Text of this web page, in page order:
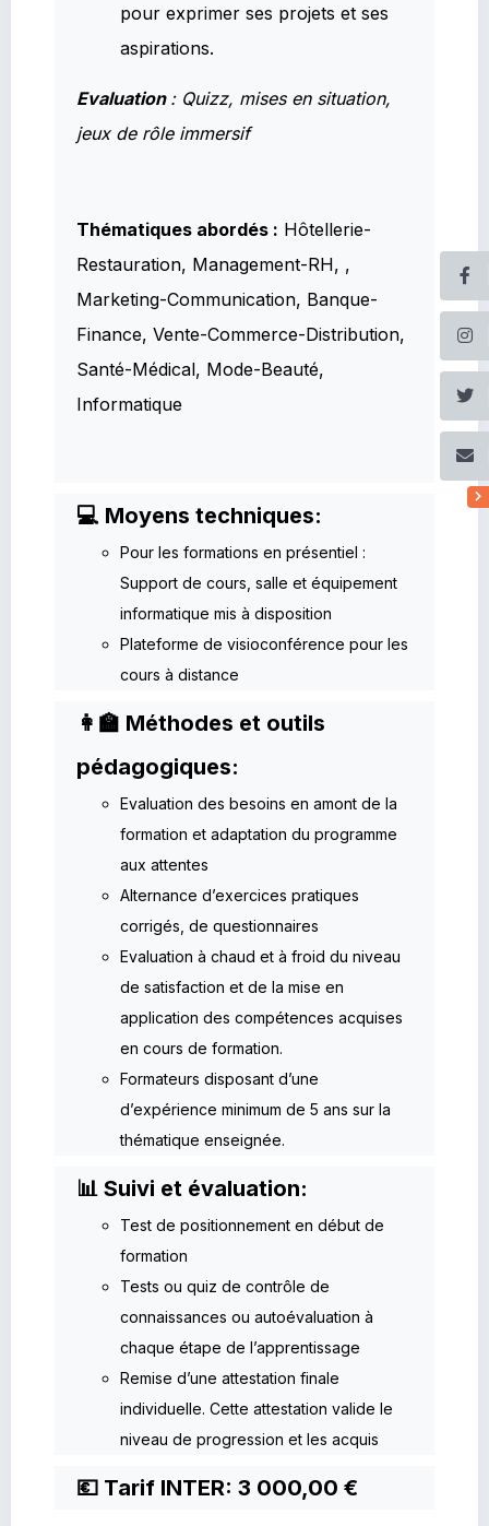
pour exprimer ses projets et ses
aspirations.
Evaluation : Quizz, mises en situation,
jeux de rôle immersif
Thématiques abordés : Hôtellerie-
Restauration, Management-RH, ,
Marketing-Communication, Banque-
Finance, Vente-Commerce-Distribution,
Santé-Médical, Mode-Beauté,
Informatique
💻 Moyens techniques:
Pour les formations en présentiel :
Support de cours, salle et équipement
informatique mis à disposition
Plateforme de visioconférence pour les
cours à distance
👩‍🏫 Méthodes et outils
pédagogiques:
Evaluation des besoins en amont de la
formation et adaptation du programme
aux attentes
Alternance d’exercices pratiques
corrigés, de questionnaires
Evaluation à chaud et à froid du niveau
de satisfaction et de la mise en
application des compétences acquises
en cours de formation.
Formateurs disposant d’une
d’expérience minimum de 5 ans sur la
thématique enseignée.
📊 Suivi et évaluation:
Test de positionnement en début de
formation
Tests ou quiz de contrôle de
connaissances ou autoévaluation à
chaque étape de l’apprentissage
Remise d’une attestation finale
individuelle. Cette attestation valide le
niveau de progression et les acquis
💶 Tarif INTER: 3 000,00 €